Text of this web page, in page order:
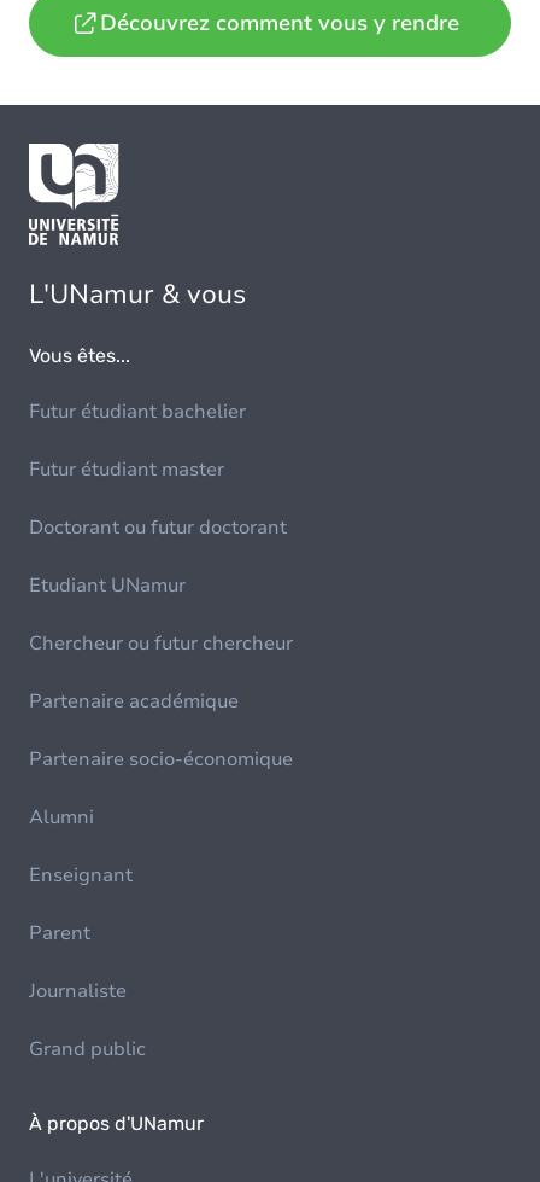
Découvrez comment vous y rendre
L'UNamur & vous
Vous êtes...
Futur étudiant bachelier
Futur étudiant master
Doctorant ou futur doctorant
Etudiant UNamur
Chercheur ou futur chercheur
Partenaire académique
Partenaire socio-économique
Alumni
Enseignant
Parent
Journaliste
Grand public
À propos d'UNamur